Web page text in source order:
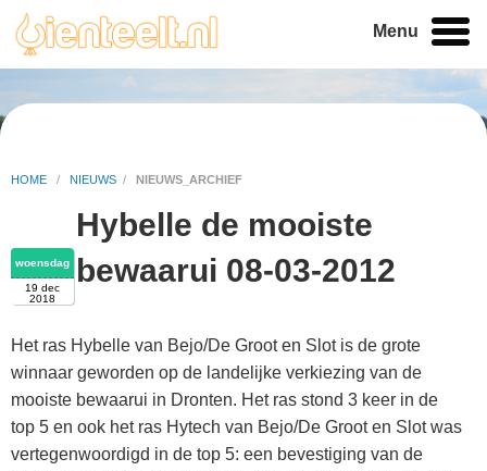
Menu
HOME / NIEUWS / NIEUWS_ARCHIEF
Hybelle de mooiste
bewaarui 08-03-2012
woensdag
19 dec
2018
Het ras Hybelle van Bejo/De Groot en Slot is de grote
winnaar geworden op de landelijke verkiezing van de
mooiste bewaarui in Dronten. Het ras stond 3 keer in de
top 5 en ook het ras Hytech van Bejo/De Groot en Slot was
vertegenwoordigd in de top 5: een bevestiging van de